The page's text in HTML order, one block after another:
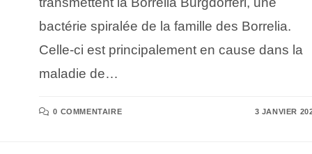
bactérie spiralée de la famille des Borrelia.
Celle-ci est principalement en cause dans la
maladie de…
0 COMMENTAIRE 3 JANVIER